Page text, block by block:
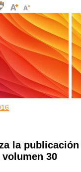
la
volumen 30